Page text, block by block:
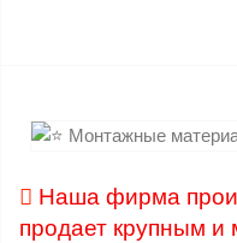
 Наша фирма
продает крупным и